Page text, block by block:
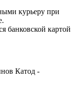
курьеру при
банковской картой
Катод -